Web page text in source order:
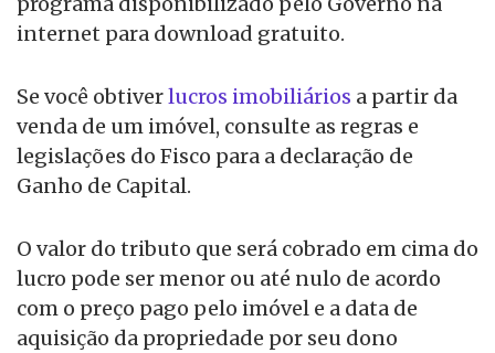
internet para download gratuito.
Se você obtiverlucros imobiliários a partir da
venda de um imóvel, consulte as regras e
legislações do Fisco para a declaração de
Ganho de Capital.
O valor do tributo que será cobrado em cima do
lucro pode ser menor ou até nulo de acordo
com o preço pago pelo imóvel e a data de
aquisição da propriedade por seu dono